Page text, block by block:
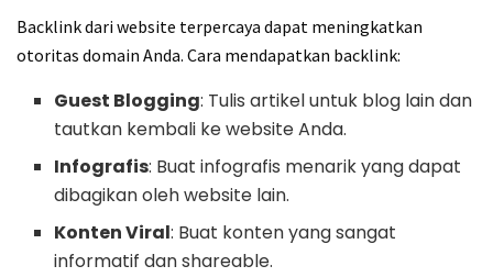
Backlink dari website terpercaya dapat meningkatkan
otoritas domain Anda. Cara mendapatkan backlink:
Guest Blogging: Tulis artikel untuk blog lain dan
tautkan kembali ke website Anda.
Infografis: Buat infografis menarik yang dapat
dibagikan oleh website lain.
Konten Viral: Buat konten yang sangat
informatif dan shareable.